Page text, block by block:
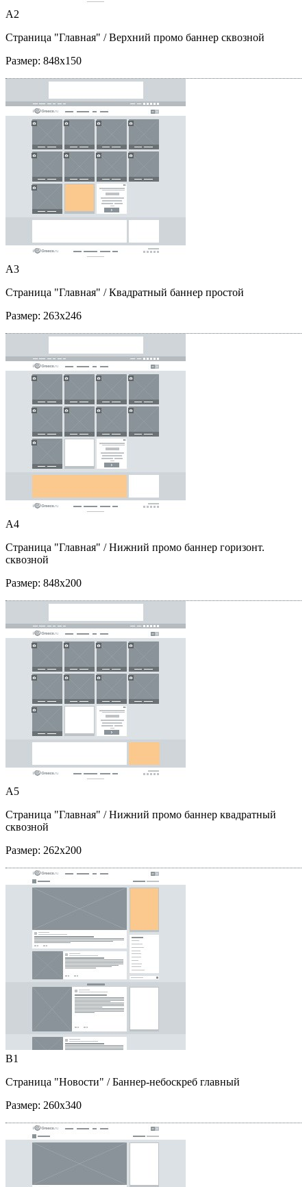
A2
Страница "Главная" / Верхний промо баннер сквозной
Размер: 848x150
A3
Страница "Главная" / Квадратный баннер простой
Размер: 263x246
A4
Страница "Главная" / Нижний промо баннер горизонт.
сквозной
Размер: 848x200
A5
Страница "Главная" / Нижний промо баннер квадратный
сквозной
Размер: 262x200
B1
Страница "Новости" / Баннер-небоскреб главный
Размер: 260x340